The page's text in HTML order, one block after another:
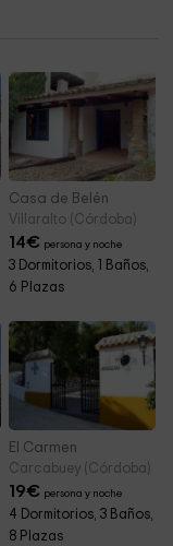
Casa de Belén
Villaralto (Córdoba)
14€ persona y noche
3 Dormitorios, 1 Baños,
6 Plazas
El Carmen
Carcabuey (Córdoba)
19€ persona y noche
4 Dormitorios, 3 Baños,
8 Plazas